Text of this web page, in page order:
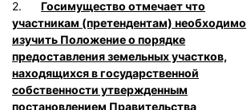
2. Госимущество отмечает что
участникам (претендентам) необходимо
изучить Положение о порядке
предоставления земельных участков,
находящихся в государственной
собственности утвержденным
постановлением Правительства